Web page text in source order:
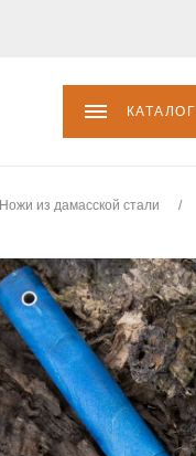
КАТАЛОГ
Ножи из дамасской стали /